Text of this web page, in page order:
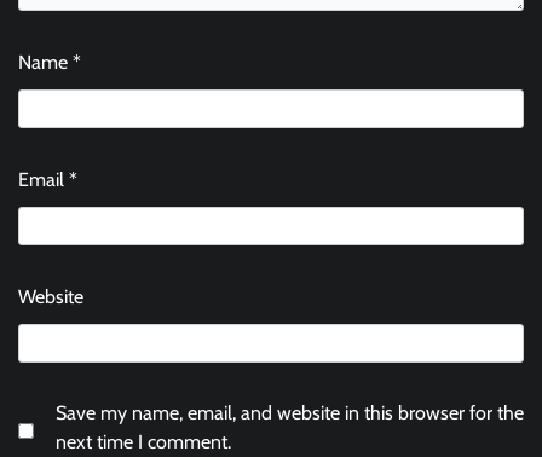
Name *
Email *
Website
Save my name, email, and website in this browser for the
next time I comment.